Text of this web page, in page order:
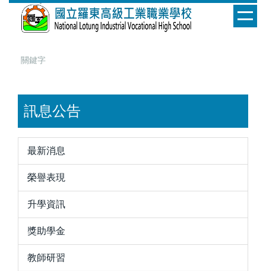
訊息公告
最新消息
榮譽表現
升學資訊
獎助學金
教師研習